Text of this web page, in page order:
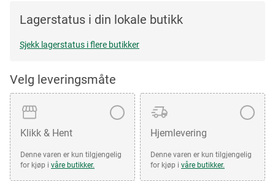
Lagerstatus i din lokale butikk
Sjekk lagerstatus i flere butikker
Velg leveringsmåte
Klikk & Hent
Denne varen er kun tilgjengelig
for kjøp i våre butikker.
Hjemlevering
Denne varen er kun tilgjengelig
for kjøp i våre butikker.